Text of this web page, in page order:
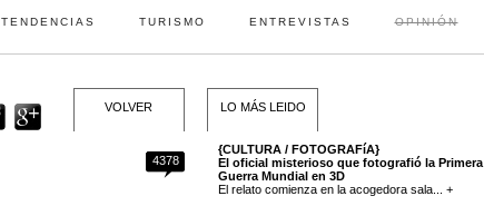
TENDENCIAS TURISMO ENTREVISTAS OPINIÓN
VOLVER
4378
LO MÁS LEIDO
{CULTURA / FOTOGRAFíA}
El oficial misterioso que fotografió la Primera
Guerra Mundial en 3D
El relato comienza en la acogedora sala... +